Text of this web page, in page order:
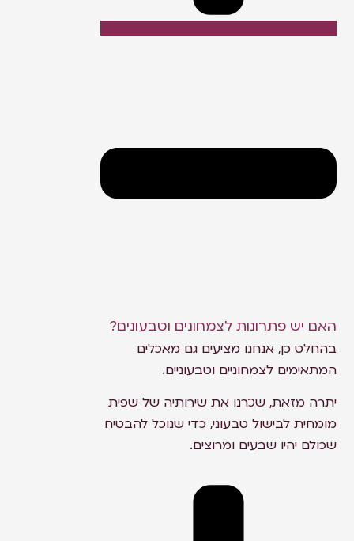
האם יש פתרונות לצמחונים וטבעונים?
בהחלט כן, אנחנו מציעים גם מאכלים
המתאימים לצמחוניים וטבעוניים.
יתרה מזאת, שכרנו את שירותיה של שפית
מומחית לבישול טבעוני, כדי שנוכל להבטיח
שכולם יהיו שבעים ומרוצים.